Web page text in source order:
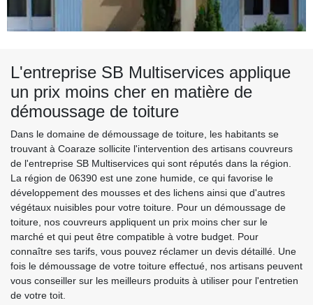
L'entreprise SB Multiservices applique
un prix moins cher en matière de
démoussage de toiture
Dans le domaine de démoussage de toiture, les habitants se
trouvant à Coaraze sollicite l'intervention des artisans couvreurs
de l'entreprise SB Multiservices qui sont réputés dans la région.
La région de 06390 est une zone humide, ce qui favorise le
développement des mousses et des lichens ainsi que d'autres
végétaux nuisibles pour votre toiture. Pour un démoussage de
toiture, nos couvreurs appliquent un prix moins cher sur le
marché et qui peut être compatible à votre budget. Pour
connaître ses tarifs, vous pouvez réclamer un devis détaillé. Une
fois le démoussage de votre toiture effectué, nos artisans peuvent
vous conseiller sur les meilleurs produits à utiliser pour l'entretien
de votre toit.